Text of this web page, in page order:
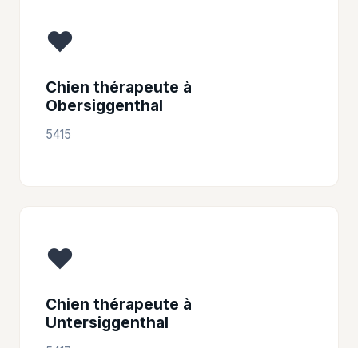
❤️
Chien thérapeute à
Obersiggenthal
5415
❤️
Chien thérapeute à
Untersiggenthal